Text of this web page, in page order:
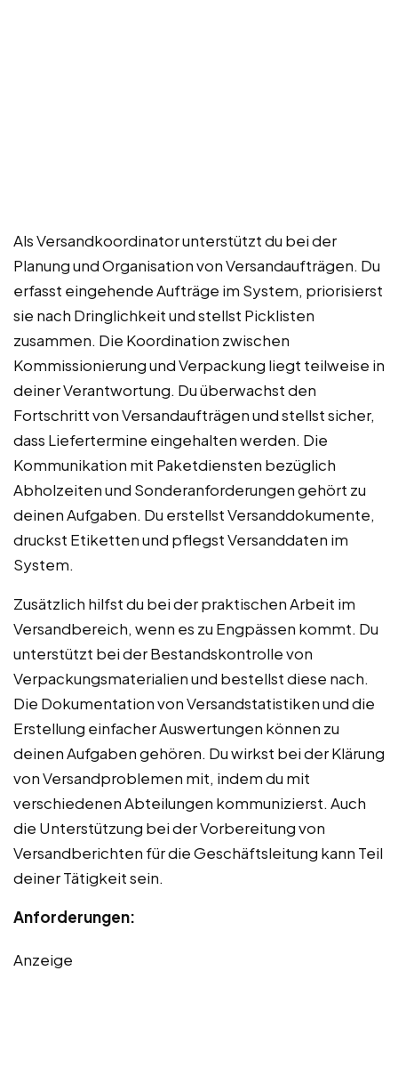
Als Versandkoordinator unterstützt du bei der
Planung und Organisation von Versandaufträgen. Du
erfasst eingehende Aufträge im System, priorisierst
sie nach Dringlichkeit und stellst Picklisten
zusammen. Die Koordination zwischen
Kommissionierung und Verpackung liegt teilweise in
deiner Verantwortung. Du überwachst den
Fortschritt von Versandaufträgen und stellst sicher,
dass Liefertermine eingehalten werden. Die
Kommunikation mit Paketdiensten bezüglich
Abholzeiten und Sonderanforderungen gehört zu
deinen Aufgaben. Du erstellst Versanddokumente,
druckst Etiketten und pflegst Versanddaten im
System.
Zusätzlich hilfst du bei der praktischen Arbeit im
Versandbereich, wenn es zu Engpässen kommt. Du
unterstützt bei der Bestandskontrolle von
Verpackungsmaterialien und bestellst diese nach.
Die Dokumentation von Versandstatistiken und die
Erstellung einfacher Auswertungen können zu
deinen Aufgaben gehören. Du wirkst bei der Klärung
von Versandproblemen mit, indem du mit
verschiedenen Abteilungen kommunizierst. Auch
die Unterstützung bei der Vorbereitung von
Versandberichten für die Geschäftsleitung kann Teil
deiner Tätigkeit sein.
Anforderungen:
Anzeige